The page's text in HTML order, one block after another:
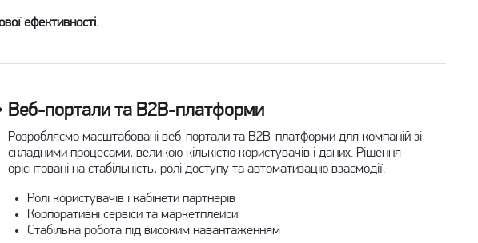
ефективності.
Веб-портали та B2B-платформи
Розробляємо масштабовані веб-портали та B2B-платформи для компаній зі
складними процесами, великою кількістю користувачів і даних. Рішення
орієнтовані на стабільність, ролі доступу та автоматизацію взаємодії.
Ролі користувачів і кабінети партнерів
Корпоративні сервіси та маркетплейси
Стабільна робота під високим навантаженням